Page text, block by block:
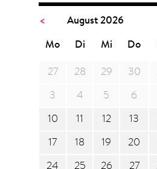
< August 2026
Mo Di Mi Do
27 28 29 30
3 4 5 6
10 11 12 13
17 18 19 20
24 25 26 27